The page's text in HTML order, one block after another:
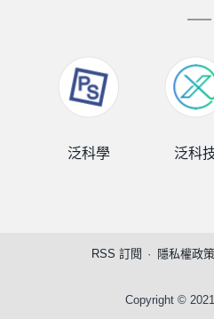
泛科學 泛科
RSS 訂閱 隱私權政策
Copyright ©